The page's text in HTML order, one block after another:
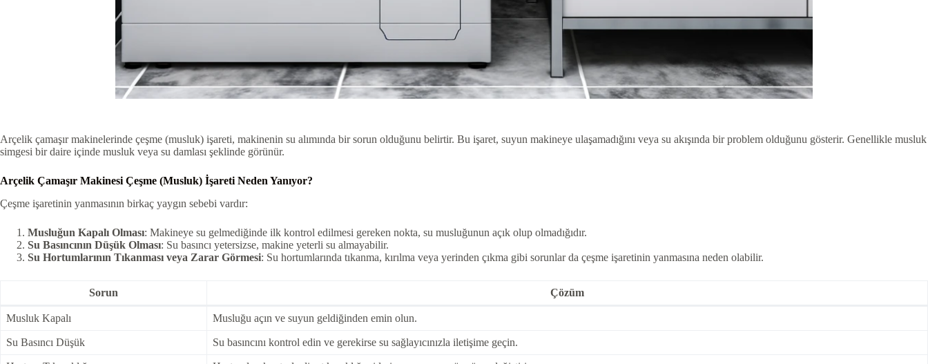
Arçelik çamaşır makinelerinde çeşme (musluk) işareti, makinenin su alımında bir sorun olduğunu belirtir. Bu işaret, suyun makineye ulaşamadığını veya su akışında bir problem olduğunu gösterir. Genellikle musluk
simgesi bir daire içinde musluk veya su damlası şeklinde görünür.
Arçelik Çamaşır Makinesi Çeşme (Musluk) İşareti Neden Yanıyor?
Çeşme işaretinin yanmasının birkaç yaygın sebebi vardır:
Musluğun Kapalı Olması: Makineye su gelmediğinde ilk kontrol edilmesi gereken nokta, su musluğunun açık olup olmadığıdır.
Su Basıncının Düşük Olması: Su basıncı yetersizse, makine yeterli su almayabilir.
Su Hortumlarının Tıkanması veya Zarar Görmesi: Su hortumlarında tıkanma, kırılma veya yerinden çıkma gibi sorunlar da çeşme işaretinin yanmasına neden olabilir.
Sorun Çözüm
Musluk Kapalı Musluğu açın ve suyun geldiğinden emin olun.
Su Basıncı Düşük Su basıncını kontrol edin ve gerekirse su sağlayıcınızla iletişime geçin.